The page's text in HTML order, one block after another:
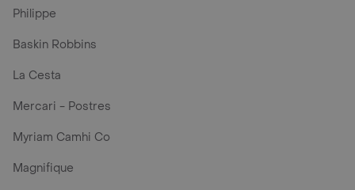
Philippe
Baskin Robbins
La Cesta
Mercari - Postres
Myriam Camhi Co
Magnifique